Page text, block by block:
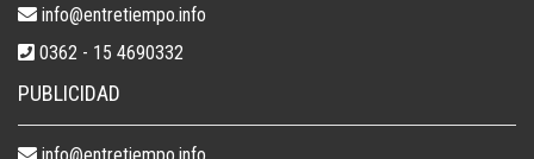
info@entretiempo.info
0362 - 15 4690332
PUBLICIDAD